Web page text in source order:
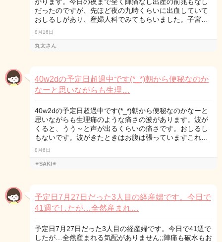
だったのですが、先ほど夜の九時くらいに出血していて
おしるしがあり、産婦人科でみてもらいました。子宮…
8月16日
丸太さん
40w2dの予定日超過中です(*_*)朝から便秘なのか
なーと思いながらも生理…
40w2dの予定日超過中です(*_*)朝から便秘なのかなーと
思いながらも生理痛のような痛さの波があります。波が
くると、うう～と声が出るくらいの痛さです。おしるし
もないです。波がきたときはお腹は張っていますこれ…
8月6日
✴SAKI✴
予定日7月27日だった3人目の経産婦です。今日で
41週でしたが…全然産まれ…
予定日7月27日だった3人目の経産婦です。今日で41週で
したが…全然産まれる気配がありません;;陣痛も破水もお